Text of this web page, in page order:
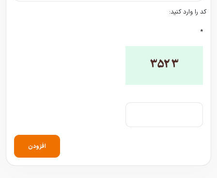
کد را وارد کنید:
*
افزودن